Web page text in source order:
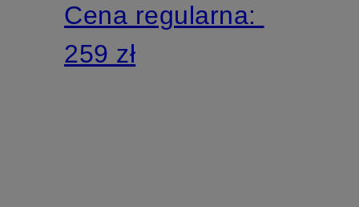
Cena regularna:
259 zł